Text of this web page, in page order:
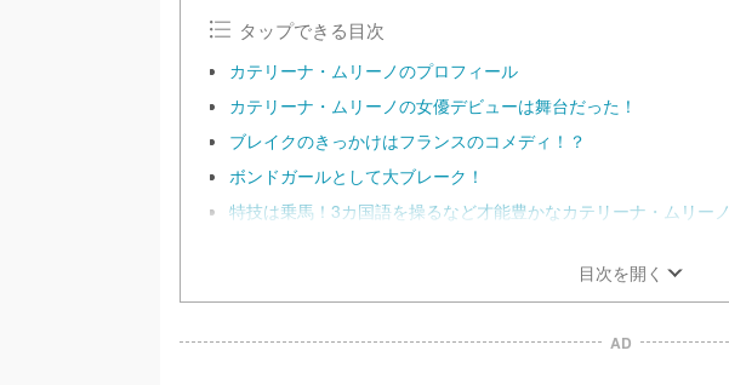
タップできる目次
カテリーナ・ムリーノのプロフィール
カテリーナ・ムリーノの女優デビューは舞台だった！
ブレイクのきっかけはフランスのコメディ！？
ボンドガールとして大ブレーク！
特技は乗馬！3カ国語を操るなど才能豊かなカテリーナ・ムリーノ
目次を開く
AD